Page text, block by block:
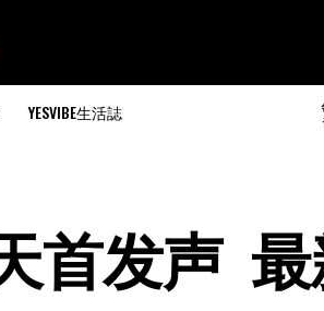
YESVIBE生活誌
首发声